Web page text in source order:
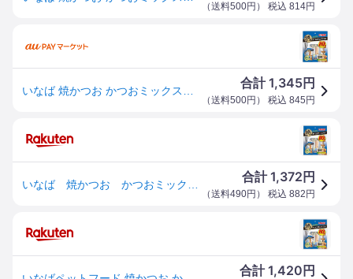
（送料500円 ） 税込 814円
合計1,345円
（送料500円 ） 税込 845 円
合計1,372 円
（送料490円 ） 税込 882 円
合計1,420 円